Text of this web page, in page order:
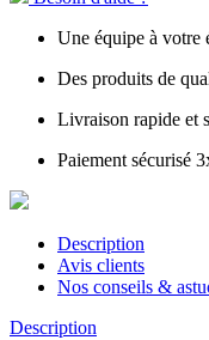
Une équipe à votre
Des produits de
Livraison rapide et
Paiement sécurisé
Description
Avis clients
Nos conseils &
Description